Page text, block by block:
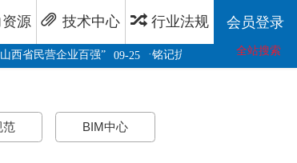
会员登录
资源 技术中心 行业法规
09-25
民营企业百强” ·铭记抗战历史、感悟奋进力量，
全站搜索
范 BIM中心